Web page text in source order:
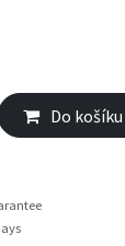
Do košíku